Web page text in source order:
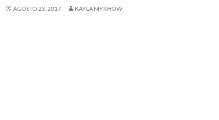
AGOSTO 23, 2017 KAYLA MYRHOW